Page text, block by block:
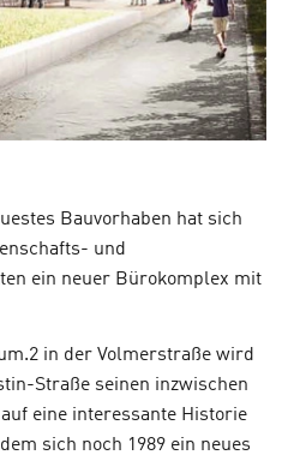
Bauvorhaben hat sich
und
ein neuer Bürokomplex mit
in der Volmerstraße wird
Straße seinen inzwischen
eine interessante Historie
sich noch 1989 ein neues